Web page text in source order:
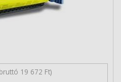
19 672 Ft)